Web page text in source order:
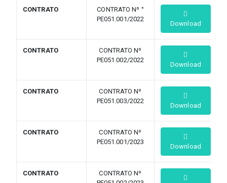
CONTRATO
CONTRATO Nº °
PE051.001/2022
Download
CONTRATO
CONTRATO Nº
PE051.002/2022
Download
CONTRATO
CONTRATO Nº
PE051.003/2022
Download
CONTRATO
CONTRATO Nº
PE051.001/2023
Download
CONTRATO
CONTRATO Nº